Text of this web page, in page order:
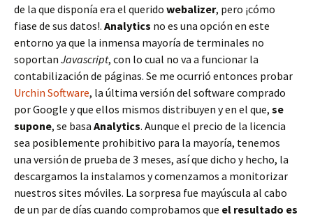
de la que disponía era el querido webalizer, pero ¡cómo
fiase de sus datos!. Analytics no es una opción en este
entorno ya que la inmensa mayoría de terminales no
soportan Javascript, con lo cual no va a funcionar la
contabilización de páginas. Se me ocurrió entonces probar
Urchin Software, la última versión del software comprado
por Google y que ellos mismos distribuyen y en el que, se
supone, se basa Analytics. Aunque el precio de la licencia
sea posiblemente prohibitivo para la mayoría, tenemos
una versión de prueba de 3 meses, así que dicho y hecho, la
descargamos la instalamos y comenzamos a monitorizar
nuestros sites móviles. La sorpresa fue mayúscula al cabo
de un par de días cuando comprobamos que el resultado es